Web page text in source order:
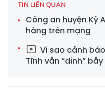
TIN LIÊN QUAN
Công an huyện Kỳ
hàng trên mạng
Vì sao cảnh
Tĩnh vẫn “dính”